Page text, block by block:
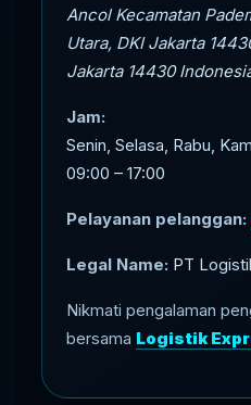
Ancol Kecamatan
Utara, DKI Jakarta
Jakarta 14430
Jam:
Senin, Selasa, Rabu,
09:00 – 17:00
Pelayanan pelanggan:
Legal Name: PT
Nikmati pengalaman
bersama Logistik